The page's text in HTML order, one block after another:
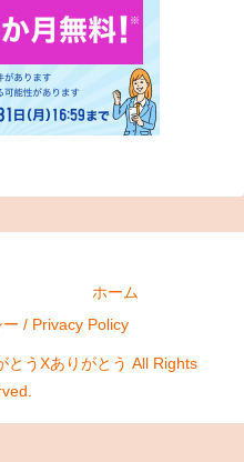
ホーム
/ Privacy Policy
うXありがとう All Rights